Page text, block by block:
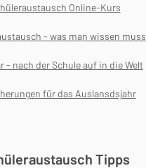
Online-Kurs
- was man wissen muss
- nach der Schule auf in die Welt
für das Auslansdsjahr
Tipps